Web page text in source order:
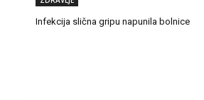
Infekcija slična gripu napunila bolnice